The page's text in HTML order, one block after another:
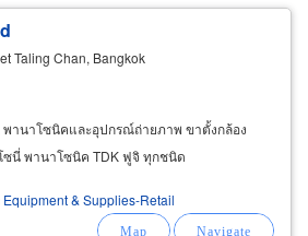
Taling Chan, Bangkok
านาโซนิคและอุปกรณ์ถ่ายภาพ ขาตั้งกล้อง
ซนี่ พานาโซนิค TDK ฟูจิ ทุกชนิด
& Supplies-Retail